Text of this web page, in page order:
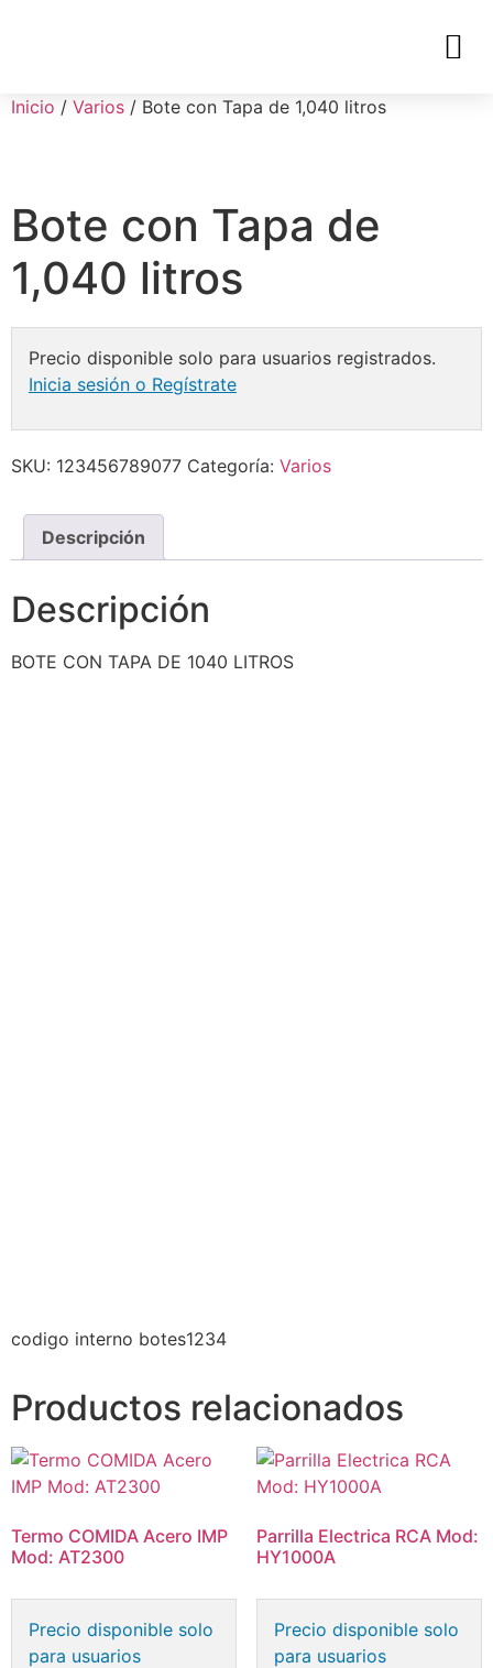
Inicio / Varios / Bote con Tapa de 1,040 litros
Bote con Tapa de
1,040 litros
Precio disponible solo para usuarios registrados.
Inicia sesión o Regístrate
SKU: 123456789077 Categoría: Varios
Descripción
Descripción
BOTE CON TAPA DE 1040 LITROS
codigo interno botes1234
Productos relacionados
Termo COMIDA Acero IMP
Mod: AT2300
Precio disponible solo
para usuarios
Parrilla Electrica RCA Mod:
HY1000A
Precio disponible solo
para usuarios